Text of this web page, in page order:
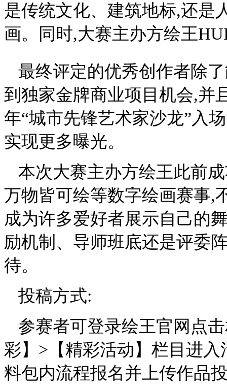
是传统文化、建筑地标,还是
画。同时,大赛主办方绘王
最终评定的优秀创作者除
到独家金牌商业项目机会,并
年“城市先锋艺术家沙龙”入
实现更多曝光。
本次大赛主办方绘王此前
万物皆可绘等数字绘画赛事,
成为许多爱好者展示自己的
励机制、导师班底还是评委
待。
投稿方式:
参赛者可登录绘王官网点
彩】>【精彩活动】栏目进
料包内流程报名并上传作品